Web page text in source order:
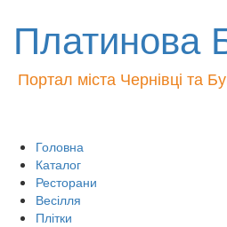
Платинова
Портал міста Чернівці та
Головна
Каталог
Ресторани
Весілля
Плітки